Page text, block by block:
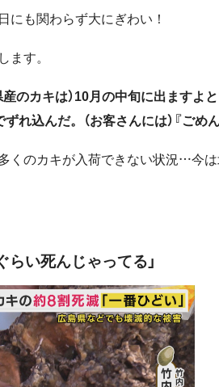
にも関わらず大にぎわい！
す。
産のカキは）10月の中旬に出ます
れ込んだ。（お客さんには）『ごめ
くのカキが入荷できない状況…今
い死んじゃってる」